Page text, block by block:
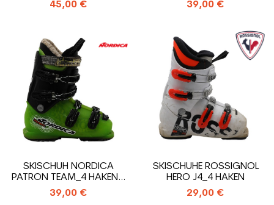
45,00 €
39,00 €
SKISCHUH NORDICA
PATRON TEAM_4 HAKEN +
STRAP
39,00 €
SKISCHUHE ROSSIGNOL
HERO J4_4 HAKEN
29,00 €